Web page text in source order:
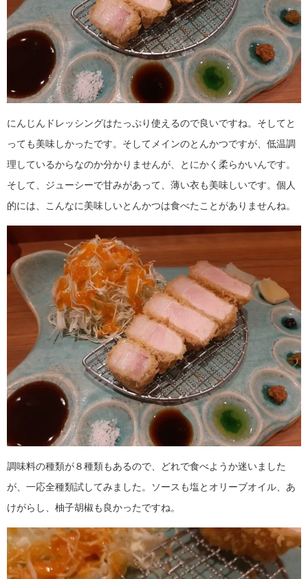
にんじんドレッシングはたっぷり使えるので良いですね。そしてと
っても美味しかったです。そしてメインのとんかつですが、低温調
理しているからなのか分かりませんが、とにかく柔らかいんです。
そして、ジューシーで甘みがあって、薄い衣も美味しいです。個人
的には、こんなに美味しいとんかつは食べたことがありませんね。
調味料の種類が８種類もあるので、どれで食べようか迷いました
が、一応全種類試してみました。ソースも塩とオリーブオイル、あ
けがらし、柚子胡椒も良かったですね。